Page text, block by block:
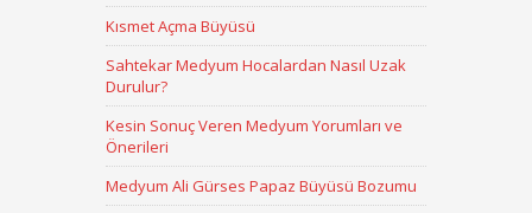
Kısmet Açma Büyüsü
Sahtekar Medyum Hocalardan Nasıl Uzak
Durulur?
Kesin Sonuç Veren Medyum Yorumları ve
Önerileri
Medyum Ali Gürses Papaz Büyüsü Bozumu